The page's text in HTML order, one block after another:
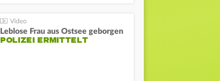
Leblose Frau aus Ostsee geborgen
POLIZEI ERMITTELT